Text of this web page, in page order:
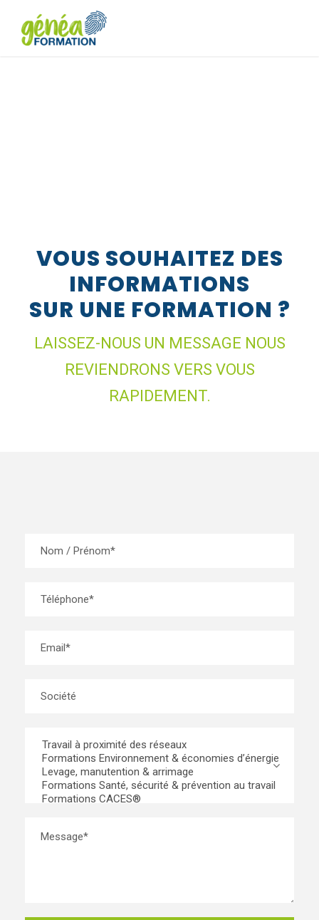
VOUS SOUHAITEZ DES
INFORMATIONS
SUR UNE FORMATION ?
LAISSEZ-NOUS UN MESSAGE NOUS
REVIENDRONS VERS VOUS
RAPIDEMENT.